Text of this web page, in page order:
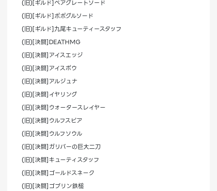
(旧)[ギルド]ベアグレートソード
(旧)[ギルド]ポポグルソード
(旧)[ギルド]九尾キューティースタッフ
(旧)[決闘]DEATHMG
(旧)[決闘]アイスエッジ
(旧)[決闘]アイスボウ
(旧)[決闘]アルジュナ
(旧)[決闘]イヤリング
(旧)[決闘]ウォータースレイヤー
(旧)[決闘]ウルフスピア
(旧)[決闘]ウルフソウル
(旧)[決闘]ガリバーの巨大二刀
(旧)[決闘]キューティスタッフ
(旧)[決闘]ゴールドスネーク
(旧)[決闘]ゴブリン鉄槌